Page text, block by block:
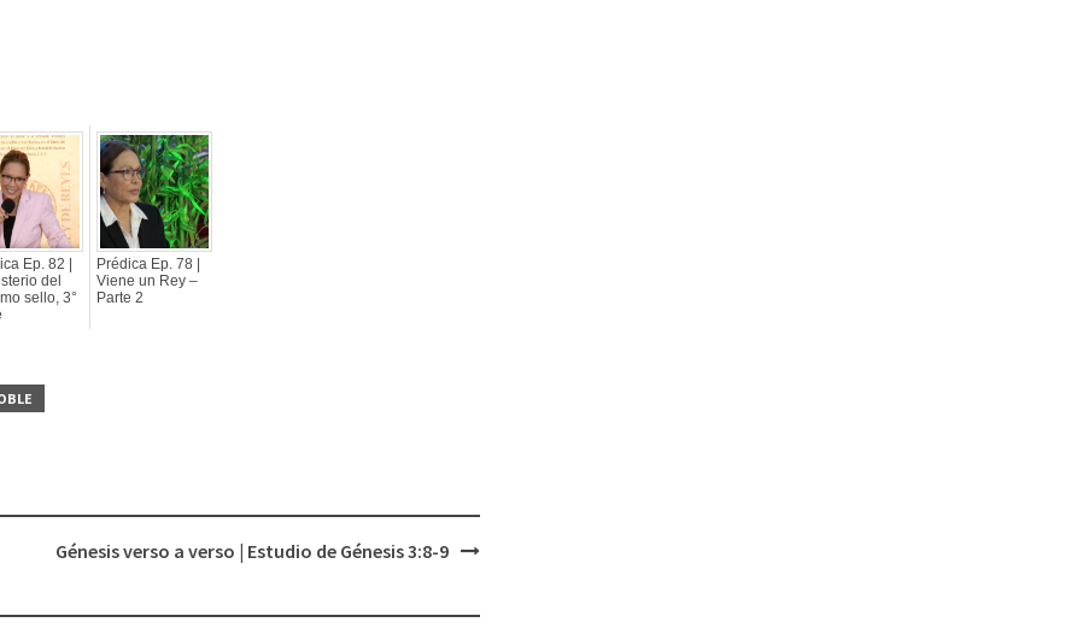
Ep. 82 |
del
sello, 3°
Prédica Ep. 78 |
Viene un Rey –
Parte 2
Génesis verso a verso | Estudio de Génesis 3:8-9